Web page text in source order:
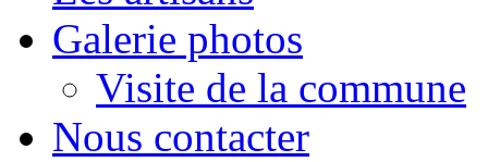
Galerie photos
Visite de la commune
Nous contacter